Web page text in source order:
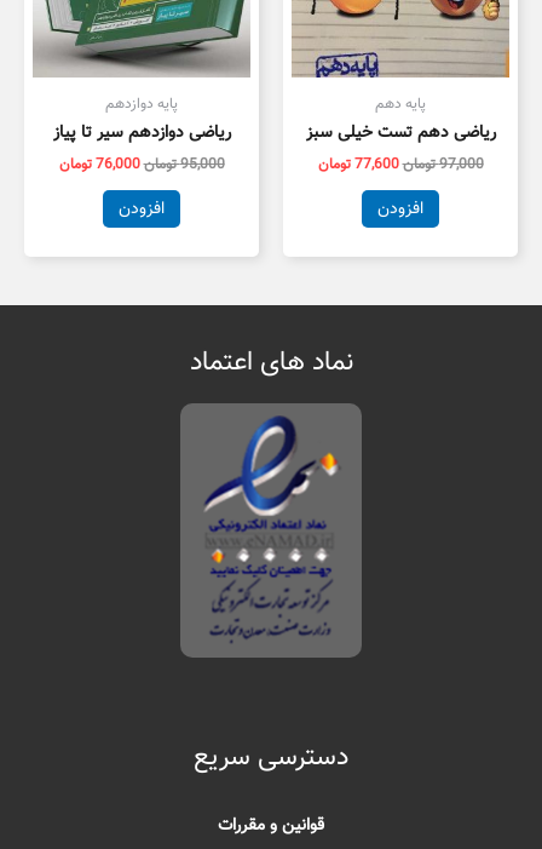
پایه دهم
ریاضی دهم تست خیلی سبز
97,000تومان77,600تومان
افزودن
پایه دوازدهم
ریاضی دوازدهم سیر تا پیاز
95,000تومان76,000تومان
افزودن
نماد های اعتماد
دسترسی سریع
قوانین و مقررات